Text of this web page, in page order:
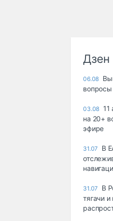
Дзен
06.08
03.08 11
на 20+
эфире
31.07
В
31.07
В
тягачи